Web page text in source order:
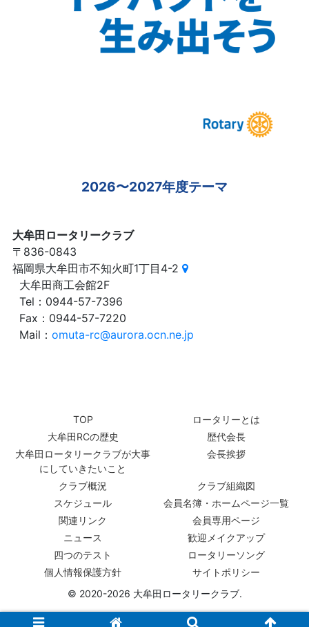
2026〜2027年度テーマ
大牟田ロータリークラブ
〒836-0843
福岡県大牟田市不知火町1丁目4-2
大牟田商工会館2F
Tel：0944-57-7396
Fax：0944-57-7220
Mail：omuta-rc@aurora.ocn.ne.jp
TOP
ロータリーとは
大牟田RCの歴史
歴代会長
大牟田ロータリークラブが大事
にしていきたいこと
会長挨拶
クラブ概況
クラブ組織図
スケジュール
会員名簿・ホームページ一覧
関連リンク
会員専用ページ
ニュース
歓迎メイクアップ
四つのテスト
ロータリーソング
個人情報保護方針
サイトポリシー
© 2020-2026 大牟田ロータリークラブ.